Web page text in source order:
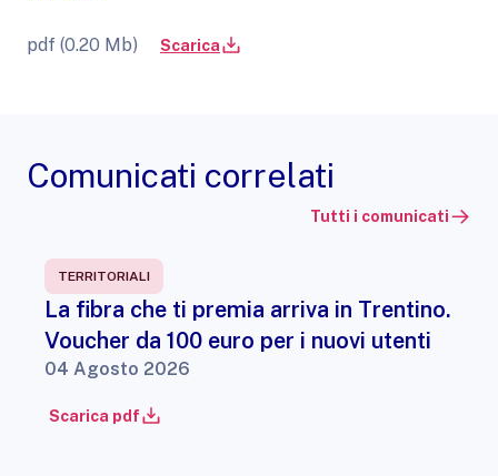
pdf (0.20 Mb) Scarica
Comunicati correlati
Tutti i comunicati
TERRITORIALI
La fibra che ti premia arriva in Trentino.
Voucher da 100 euro per i nuovi utenti
04 Agosto 2026
Scarica pdf